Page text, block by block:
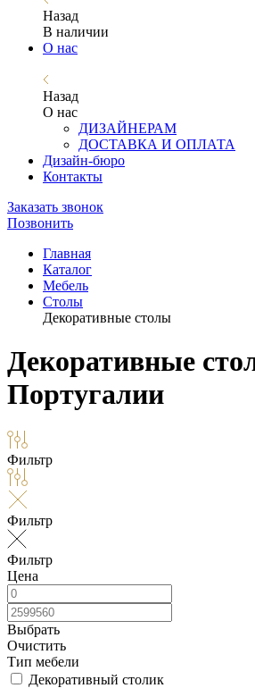
Назад
В наличии
О нас
Назад
О нас
ДИЗАЙНЕРАМ
ДОСТАВКА И ОПЛАТА
Дизайн-бюро
Контакты
Заказать звонок
Позвонить
Главная
Каталог
Мебель
Столы
Декоративные столы
Декоративные
Португалии
Фильтр
Фильтр
Фильтр
Цена
Выбрать
Очистить
Тип мебели
Декоративный столик